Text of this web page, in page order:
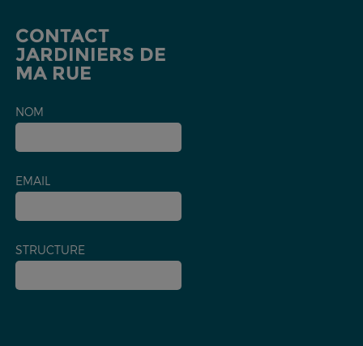
CONTACT
JARDINIERS DE
MA RUE
NOM
EMAIL
STRUCTURE